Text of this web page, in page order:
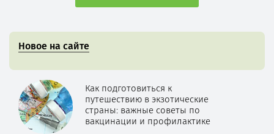
Новое на сайте
Как подготовиться к
путешествию в экзотические
страны: важные советы по
вакцинации и профилактике